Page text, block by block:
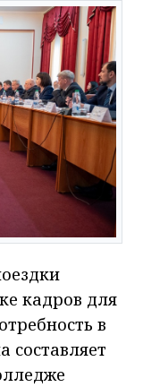
кадров для
в
составляет